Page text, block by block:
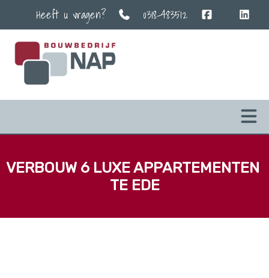
Heeft u vragen? 0318-483512
VERBOUW 6 LUXE APPARTEMENTEN
TE EDE